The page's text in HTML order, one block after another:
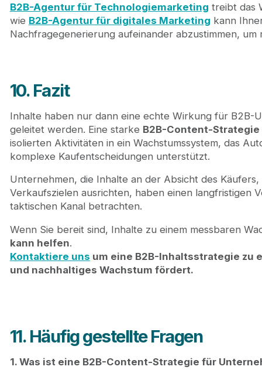
B2B-Agentur für Technologiemarketing treibt das
wie B2B-Agentur für digitales Marketing kann
Nachfragegenerierung aufeinander abzustimmen,
10. Fazit
Inhalte haben nur dann eine echte Wirkung für B2B-
geleitet werden. Eine starke B2B-Content-
isolierten Aktivitäten in ein Wachstumssystem, das
komplexe Kaufentscheidungen unterstützt.
Unternehmen, die Inhalte an der Absicht des
Verkaufszielen ausrichten, haben einen langfristigen
taktischen Kanal betrachten.
Wenn Sie bereit sind, Inhalte zu einem messbaren
kann helfen.
Kontaktiere uns um eine B2B-Inhaltsstrategie zu
und nachhaltiges Wachstum fördert.
11. Häufig gestellte Fragen
1. Was ist eine B2B-Content-Strategie für